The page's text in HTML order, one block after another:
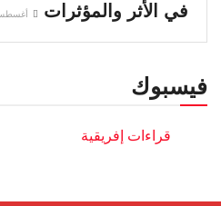
في الأثر والمؤثرات
أغسطس 3,
فيسبوك